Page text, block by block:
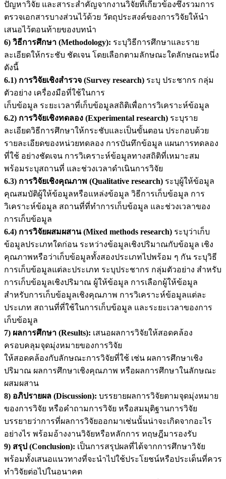
ปัญหาวิจัย และสาระสำคัญจากงานวิจัยที่เกี่ยวข้องซึ่งรวมการ
ตรวจเอกสารบางส่วนไว้ด้วย วัตถุประสงค์ของการวิจัยให้นำ
เสนอไว้ตอนท้ายของบทนำ
6) วิธีการศึกษา (Methodology): ระบุวิธีการศึกษาและราย
ละเอียดให้กระชับ ชัดเจน โดยเลือกตามลักษณะใดลักษณะหนึ่ง
ดังนี้
6.1) การวิจัยเชิงสำรวจ (Survey research) ระบุ ประชากร กลุ่ม
ตัวอย่าง เครื่องมือที่ใช้ในการ
เก็บข้อมูล ระยะเวลาที่เก็บข้อมูลสถิติเพื่อการวิเคราะห์ข้อมูล
6.2) การวิจัยเชิงทดลอง (Experimental research) ระบุราย
ละเอียดวิธีการศึกษาให้กระชับและเป็นขั้นตอน ประกอบด้วย
รายละเอียดของหน่วยทดลอง การบันทึกข้อมูล แผนการทดลอง
ที่ใช้ อย่างชัดเจน การวิเคราะห์ข้อมูลทางสถิติที่เหมาะสม
พร้อมระบุสถานที่ และช่วงเวลาดำเนินการวิจัย
6.3) การวิจัยเชิงคุณภาพ (Qualitative research) ระบุผู้ให้ข้อมูล
คุณสมบัติผู้ให้ข้อมูลหรือแหล่งข้อมูล วิธีการเก็บข้อมูล การ
วิเคราะห์ข้อมูล สถานที่ที่ทำการเก็บข้อมูล และช่วงเวลาของ
การเก็บข้อมูล
6.4) การวิจัยผสมผสาน (Mixed methods research) ระบุว่าเก็บ
ข้อมูลประเภทใดก่อน ระหว่างข้อมูลเชิงปริมาณกับข้อมูล เชิง
คุณภาพหรือว่าเก็บข้อมูลทั้งสองประเภทไปพร้อม ๆ กัน ระบุวิธี
การเก็บข้อมูลแต่ละประเภท ระบุประชากร กลุ่มตัวอย่าง สำหรับ
การเก็บข้อมูลเชิงปริมาณ ผู้ให้ข้อมูล การเลือกผู้ให้ข้อมูล
สำหรับการเก็บข้อมูลเชิงคุณภาพ การวิเคราะห์ข้อมูลแต่ละ
ประเภท สถานที่ที่ใช้ในการเก็บข้อมูล และระยะเวลาของการ
เก็บข้อมูล
7) ผลการศึกษา (Results): เสนอผลการวิจัยให้สอดคล้อง
ครอบคลุมจุดมุ่งหมายของการวิจัย
ให้สอดคล้องกับลักษณะการวิจัยที่ใช้ เช่น ผลการศึกษาเชิง
ปริมาณ ผลการศึกษาเชิงคุณภาพ หรือผลการศึกษาในลักษณะ
ผสมผสาน
8) อภิปรายผล (Discussion): บรรยายผลการวิจัยตามจุดมุ่งหมาย
ของการวิจัย หรือคำถามการวิจัย หรือสมมุติฐานการวิจัย
บรรยายว่าการที่ผลการวิจัยออกมาเช่นนั้นน่าจะเกิดจากอะไร
อย่างไร พร้อมอ้างงานวิจัยหรือหลักการ ทฤษฎีมารองรับ
9) สรุป (Conclusion): เป็นการสรุปผลที่ได้จากการศึกษาวิจัย
พร้อมทั้งเสนอแนวทางที่จะนำไปใช้ประโยชน์หรือประเด็นที่ควร
ทำวิจัยต่อไปในอนาคต